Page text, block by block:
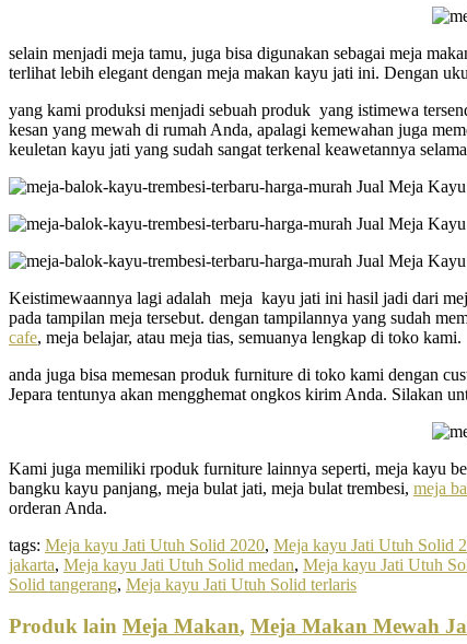
selain menjadi meja tamu, juga bisa digunakan sebagai meja
terlihat lebih elegant dengan meja makan kayu jati ini. Dengan
yang kami produksi menjadi sebuah produk yang istimewa
kesan yang mewah di rumah Anda, apalagi kemewahan juga
keuletan kayu jati yang sudah sangat terkenal keawetannya
Keistimewaannya lagi adalah meja kayu jati ini hasil jadi dari
pada tampilan meja tersebut. dengan tampilannya yang sudah
cafe, meja belajar, atau meja tias, semuanya lengkap di toko kami.
anda juga bisa memesan produk furniture di toko kami dengan
Jepara tentunya akan mengghemat ongkos kirim Anda. Silakan
Kami juga memiliki rpoduk furniture lainnya seperti, meja kayu
bangku kayu panjang, meja bulat jati, meja bulat trembesi, meja
orderan Anda.
tags: Meja kayu Jati Utuh Solid 2020, Meja kayu Jati Utuh Solid
jakarta, Meja kayu Jati Utuh Solid medan, Meja kayu Jati Utuh
Solid tangerang, Meja kayu Jati Utuh Solid terlaris
Produk lain Meja Makan, Meja Makan Mewah